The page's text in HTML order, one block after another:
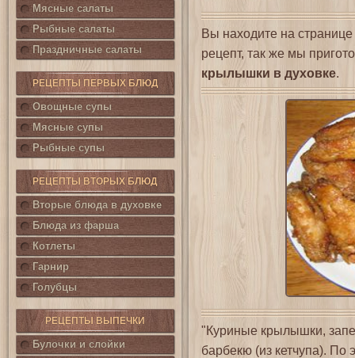
Мясные салаты
Рыбные салаты
Праздничные салаты
РЕЦЕПТЫ ПЕРВЫХ БЛЮД
Овощные супы
Мясные супы
Рыбные супы
РЕЦЕПТЫ ВТОРЫХ БЛЮД
Вторые блюда в духовке
Блюда из фарша
Котлеты
Гарнир
Голубцы
РЕЦЕПТЫ ВЫПЕЧКИ
Булочки и слойки
Вы находите на странице
рецепт, так же мы
крылышки в духовке.
"Куриные крылышки,
барбекю (из кетчупа). По